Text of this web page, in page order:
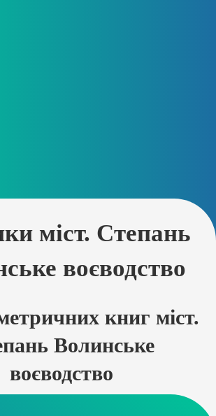
міст. Степань
воєводство
книг міст.
Волинське
воєводство